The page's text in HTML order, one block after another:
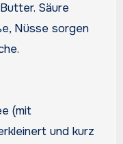
Säure
Nüsse sorgen
(mit
und kurz